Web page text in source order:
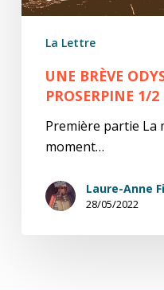
La Lettre
UNE BRÈVE
PROSERPINE 1/2
Première partie La
moment…
Laure-Anne
28/05/2022